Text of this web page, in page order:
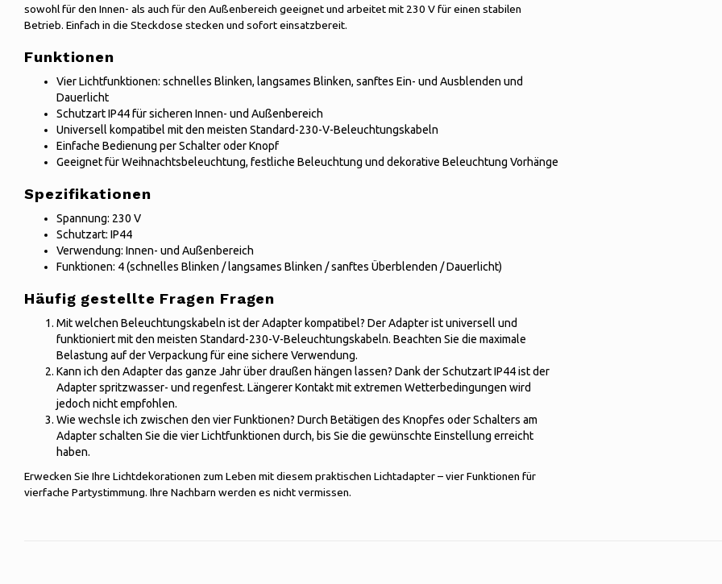
sowohl für den Innen- als auch für den Außenbereich geeignet und arbeitet mit 230 V für einen stabilen
Betrieb. Einfach in die Steckdose stecken und sofort einsatzbereit.
Funktionen
Vier Lichtfunktionen: schnelles Blinken, langsames Blinken, sanftes Ein- und Ausblenden und
Dauerlicht
Schutzart IP44 für sicheren Innen- und Außenbereich
Universell kompatibel mit den meisten Standard-230-V-Beleuchtungskabeln
Einfache Bedienung per Schalter oder Knopf
Geeignet für Weihnachtsbeleuchtung, festliche Beleuchtung und dekorative Beleuchtung Vorhänge
Spezifikationen
Spannung: 230 V
Schutzart: IP44
Verwendung: Innen- und Außenbereich
Funktionen: 4 (schnelles Blinken / langsames Blinken / sanftes Überblenden / Dauerlicht)
Häufig gestellte Fragen Fragen
Mit welchen Beleuchtungskabeln ist der Adapter kompatibel? Der Adapter ist universell und
funktioniert mit den meisten Standard-230-V-Beleuchtungskabeln. Beachten Sie die maximale
Belastung auf der Verpackung für eine sichere Verwendung.
Kann ich den Adapter das ganze Jahr über draußen hängen lassen? Dank der Schutzart IP44 ist der
Adapter spritzwasser- und regenfest. Längerer Kontakt mit extremen Wetterbedingungen wird
jedoch nicht empfohlen.
Wie wechsle ich zwischen den vier Funktionen? Durch Betätigen des Knopfes oder Schalters am
Adapter schalten Sie die vier Lichtfunktionen durch, bis Sie die gewünschte Einstellung erreicht
haben.
Erwecken Sie Ihre Lichtdekorationen zum Leben mit diesem praktischen Lichtadapter – vier Funktionen für
vierfache Partystimmung. Ihre Nachbarn werden es nicht vermissen.